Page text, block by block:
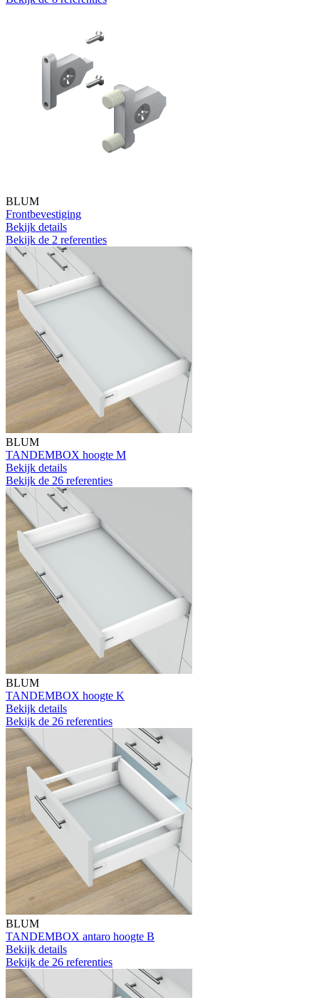
BLUM
Frontbevestiging
Bekijk details
Bekijk de 2 referenties
BLUM
TANDEMBOX hoogte M
Bekijk details
Bekijk de 26 referenties
BLUM
TANDEMBOX hoogte K
Bekijk details
Bekijk de 26 referenties
BLUM
TANDEMBOX antaro hoogte B
Bekijk details
Bekijk de 26 referenties